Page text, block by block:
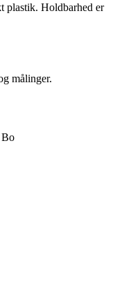
plastik. Holdbarhed er
målinger.
Bo